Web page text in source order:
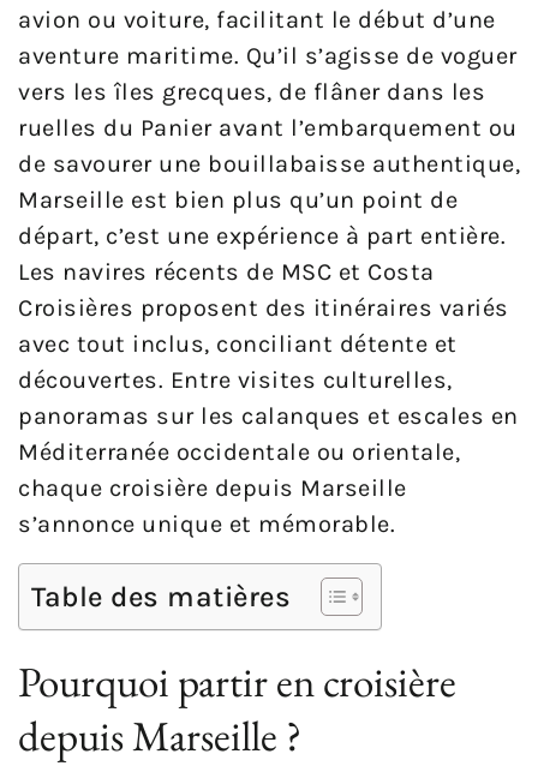
avion ou voiture, facilitant le début d’une
aventure maritime. Qu’il s’agisse de voguer
vers les îles grecques, de flâner dans les
ruelles du Panier avant l’embarquement ou
de savourer une bouillabaisse authentique,
Marseille est bien plus qu’un point de
départ, c’est une expérience à part entière.
Les navires récents de MSC et Costa
Croisières proposent des itinéraires variés
avec tout inclus, conciliant détente et
découvertes. Entre visites culturelles,
panoramas sur les calanques et escales en
Méditerranée occidentale ou orientale,
chaque croisière depuis Marseille
s’annonce unique et mémorable.
Table des matières
Pourquoi partir en croisière
depuis Marseille ?